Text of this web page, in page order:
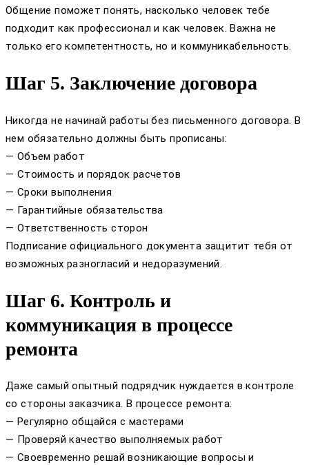
Общение поможет понять, насколько человек тебе
подходит как профессионал и как человек. Важна не
только его компетентность, но и коммуникабельность.
Шаг 5. Заключение договора
Никогда не начинай работы без письменного договора. В
нем обязательно должны быть прописаны:
— Объем работ
— Стоимость и порядок расчетов
— Сроки выполнения
— Гарантийные обязательства
— Ответственность сторон
Подписание официального документа защитит тебя от
возможных разногласий и недоразумений.
Шаг 6. Контроль и
коммуникация в процессе
ремонта
Даже самый опытный подрядчик нуждается в контроле
со стороны заказчика. В процессе ремонта:
— Регулярно общайся с мастерами
— Проверяй качество выполняемых работ
— Своевременно решай возникающие вопросы и